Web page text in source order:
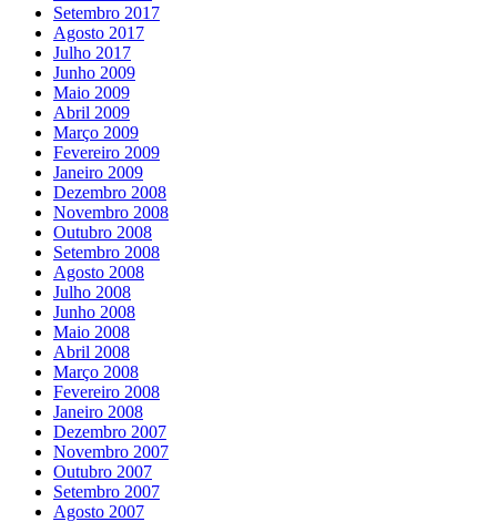
Setembro 2017
Agosto 2017
Julho 2017
Junho 2009
Maio 2009
Abril 2009
Março 2009
Fevereiro 2009
Janeiro 2009
Dezembro 2008
Novembro 2008
Outubro 2008
Setembro 2008
Agosto 2008
Julho 2008
Junho 2008
Maio 2008
Abril 2008
Março 2008
Fevereiro 2008
Janeiro 2008
Dezembro 2007
Novembro 2007
Outubro 2007
Setembro 2007
Agosto 2007